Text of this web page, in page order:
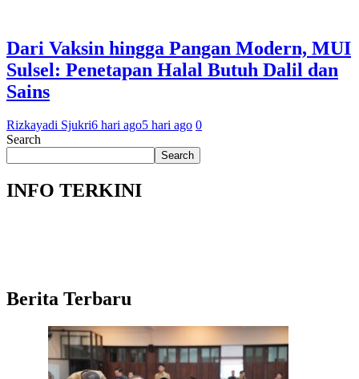
Dari Vaksin hingga Pangan Modern, MUI
Sulsel: Penetapan Halal Butuh Dalil dan
Sains
Rizkayadi Sjukri6 hari ago5 hari ago 0
Search
Search
INFO TERKINI
Berita Terbaru